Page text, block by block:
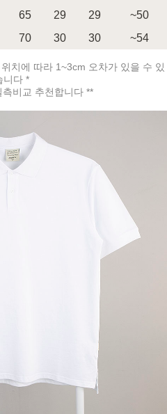
PAYCO 바로구매
65 29 29
~50
70 30 30 ~54
치에 따라 1~3cm 오차가 있을 수 있
니다 *
비교 추천합니다 **